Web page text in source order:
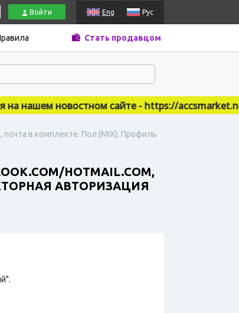
Войти Eng Рус
Стать продавцом
нашем новостном сайте - https://accsmarket.news
в комплекте. Пол (MIX). Профиль
HOTMAIL.COM,
АВТОРИЗАЦИЯ